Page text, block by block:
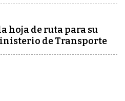
hoja de ruta para su
de Transporte